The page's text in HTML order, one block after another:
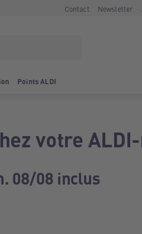
Contact Newsletter
Points ALDI
votre
08/08 inclus